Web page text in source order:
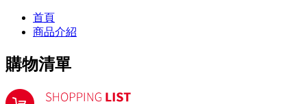
首頁
商品介紹
購物清單